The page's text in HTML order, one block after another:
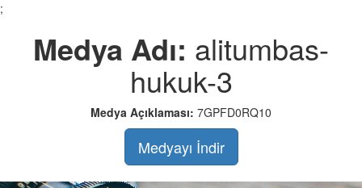
;
Medya Adı: alitumbas-
hukuk-3
Medya Açıklaması: 7GPFD0RQ10
Medyayı İndir